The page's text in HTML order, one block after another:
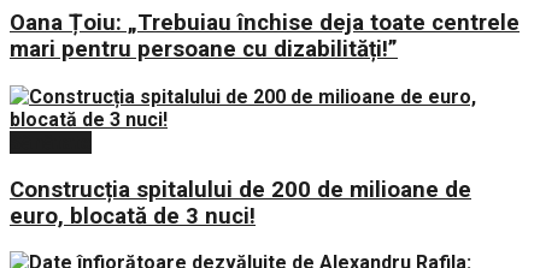
Oana Țoiu: „Trebuiau închise deja toate centrele
mari pentru persoane cu dizabilități!”
Construcția spitalului de 200 de milioane de
euro, blocată de 3 nuci!